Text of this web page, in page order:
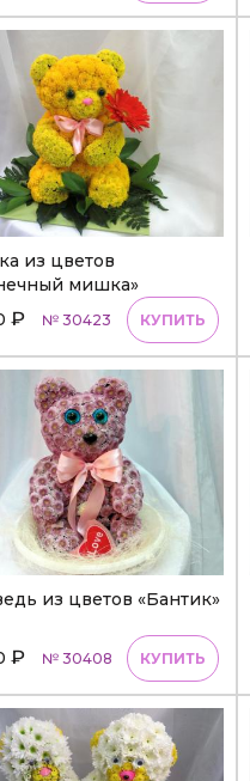
из цветов
мишка»
₽ № 30423 КУПИТЬ
из цветов «Бантик»
₽ № 30408 КУПИТЬ